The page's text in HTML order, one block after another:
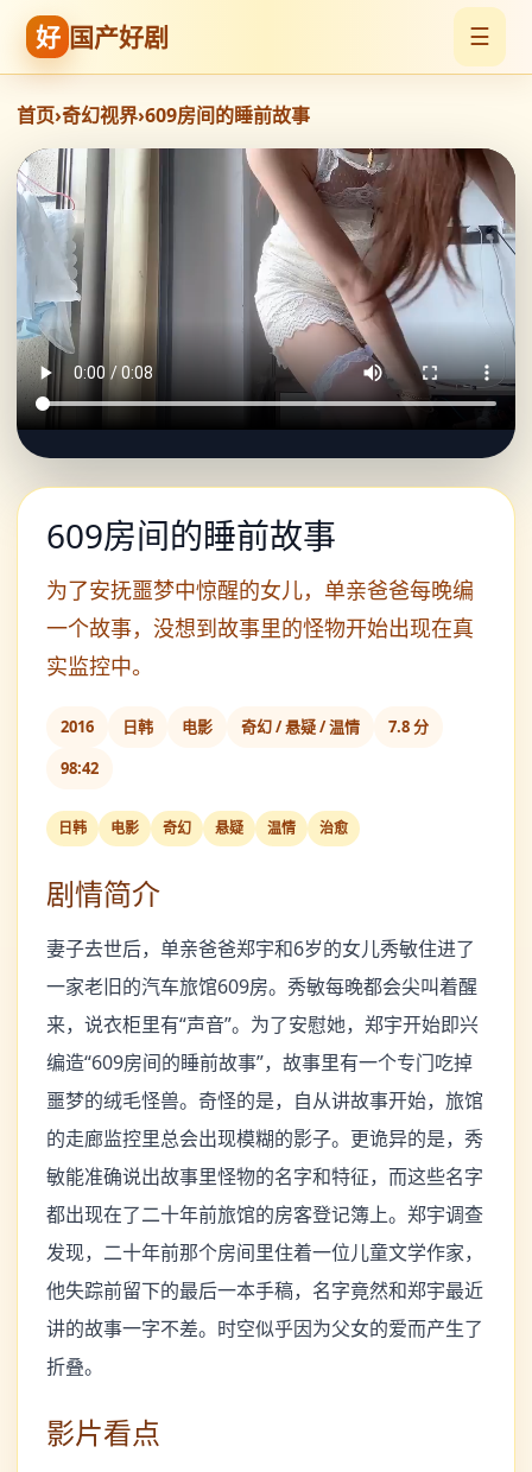
好 国产好剧 ☰
首页›奇幻视界›609房间的睡前故事
609房间的睡前故事
为了安抚噩梦中惊醒的女儿，单亲爸爸每晚编
一个故事，没想到故事里的怪物开始出现在真
实监控中。
2016 日韩 电影 奇幻 / 悬疑 / 温情
7.8 分
98:42
日韩 电影 奇幻 悬疑 温情 治愈
剧情简介
妻子去世后，单亲爸爸郑宇和6岁的女儿秀敏住进了
一家老旧的汽车旅馆609房。秀敏每晚都会尖叫着醒
来，说衣柜里有“声音”。为了安慰她，郑宇开始即兴
编造“609房间的睡前故事”，故事里有一个专门吃掉
噩梦的绒毛怪兽。奇怪的是，自从讲故事开始，旅馆
的走廊监控里总会出现模糊的影子。更诡异的是，秀
敏能准确说出故事里怪物的名字和特征，而这些名字
都出现在了二十年前旅馆的房客登记簿上。郑宇调查
发现，二十年前那个房间里住着一位儿童文学作家，
他失踪前留下的最后一本手稿，名字竟然和郑宇最近
讲的故事一字不差。时空似乎因为父女的爱而产生了
折叠。
影片看点